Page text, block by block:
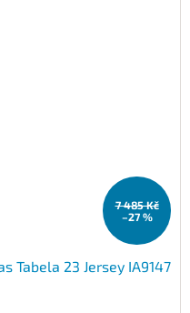
7 485 Kč
–27 %
Tabela 23 Jersey IA9147